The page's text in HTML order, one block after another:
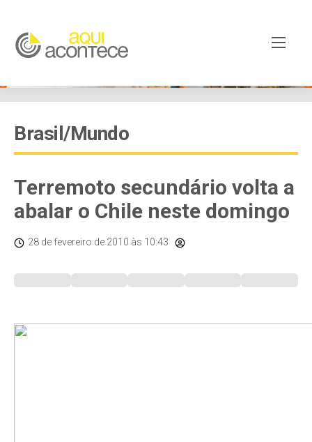
Brasil/Mundo
Terremoto secundário volta a
abalar o Chile neste domingo
28 de fevereiro de 2010 às 10:43